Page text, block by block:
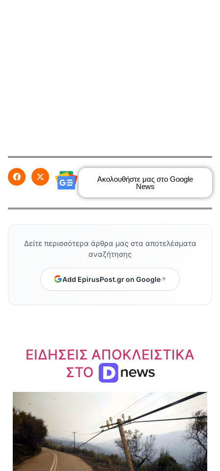
Ακολουθήστε μας στο Google
News
Δείτε περισσότερα άρθρα μας στα αποτελέσματα
αναζήτησης
Add EpirusPost.gr on Google
ΕΙΔΗΣΕΙΣ ΑΠΟΚΛΕΙΣΤΙΚΑ
ΣΤΟ